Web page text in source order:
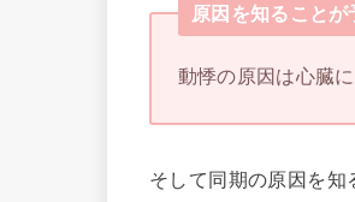
原因を知ることが
動悸の原因は心臓
そして同期の原因を知